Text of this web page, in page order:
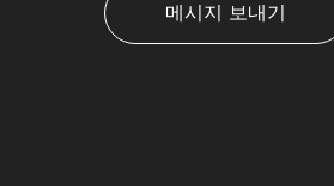
메시지 보내기